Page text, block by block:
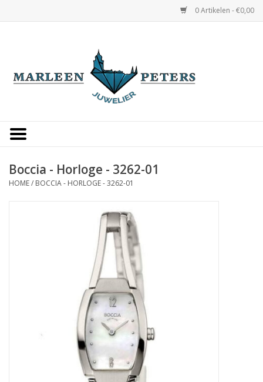
0 Artikelen - €0,00
Occasions
Merken
Cadeaukaarten
Boccia - Horloge - 3262-01
HOME/ BOCCIA - HORLOGE - 3262-01